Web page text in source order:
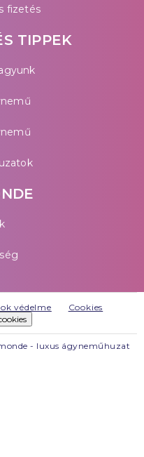
fizetés
TIPPEK
védelme
Cookies
- luxus ágyneműhuzat